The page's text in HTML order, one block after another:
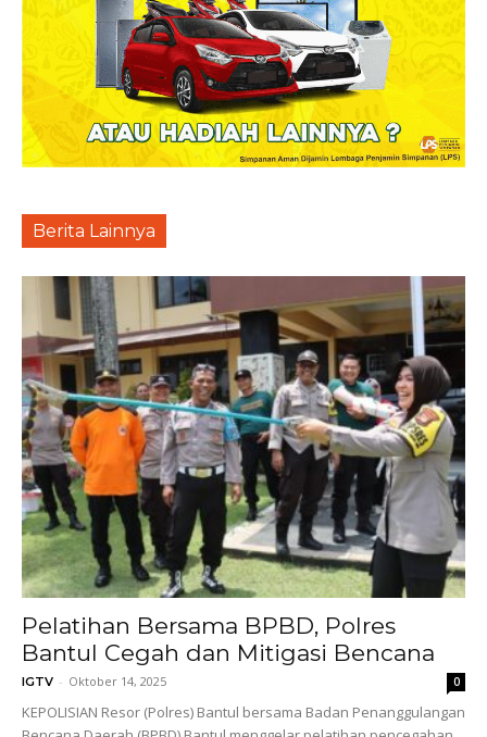
Berita Lainnya
Pelatihan Bersama BPBD, Polres
Bantul Cegah dan Mitigasi Bencana
IGTV - Oktober 14, 2025 0
KEPOLISIAN Resor (Polres) Bantul bersama Badan Penanggulangan